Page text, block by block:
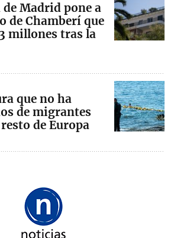
Madrid pone a
de Chamberí que
millones tras la
que no ha
de migrantes
de Europa